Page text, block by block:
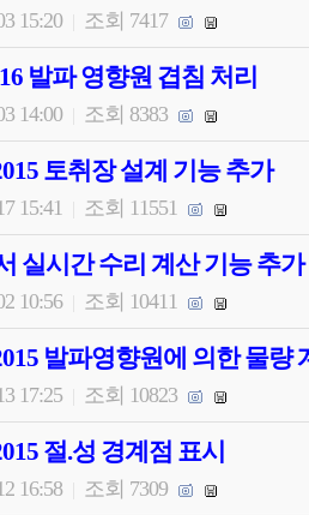
15:20 조회 7417
발파 영향원 겹침 처리
14:00 조회 8383
토취장 설계 기능 추가
15:41 조회 11551
실시간 수리 계산 기능 추가
10:56 조회 10411
발파영향원에 의한 물량
17:25 조회 10823
절.성 경계점 표시
16:58 조회 7309